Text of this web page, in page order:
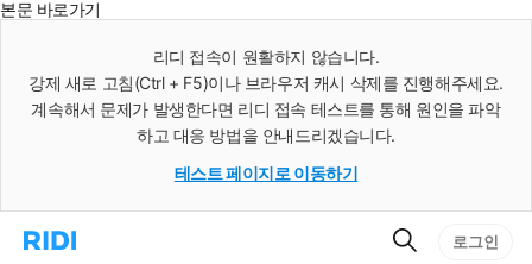
본문 바로가기
리디 접속이 원활하지 않습니다.
강제 새로 고침(Ctrl + F5)이나 브라우저 캐시 삭제를 진행해주세요.
계속해서 문제가 발생한다면 리디 접속 테스트를 통해 원인을 파악
하고 대응 방법을 안내드리겠습니다.
테스트 페이지로 이동하기
리
검
로그인